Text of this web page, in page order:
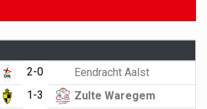
2-0
Eendracht Aalst
1-3
Zulte Waregem